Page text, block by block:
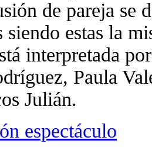
de pareja se
siendo estas la
interpretada
Paula
Julián.
espectáculo